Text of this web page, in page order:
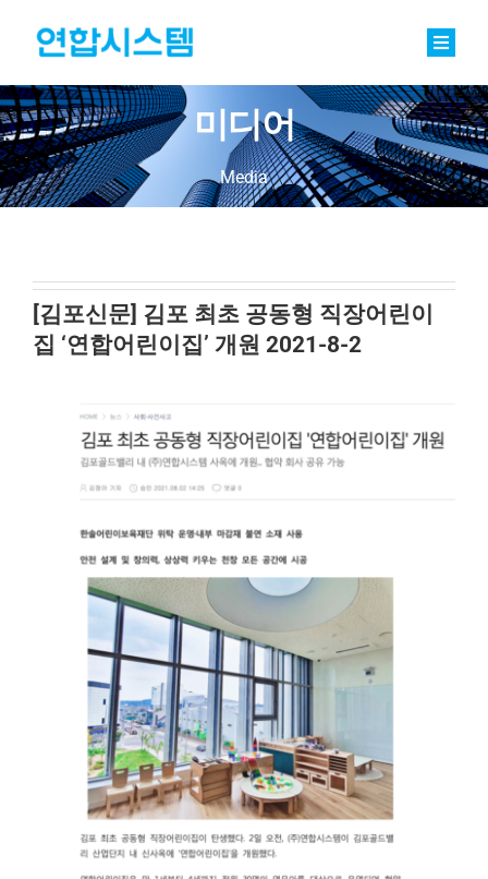
content
Toggle
정밀기계부품
베어링
바로팩토리 Basic
채용
문의
미디어
Media
[김포신문] 김포 최초 공동형 직장어린이
집 ‘연합어린이집’ 개원 2021-8-2